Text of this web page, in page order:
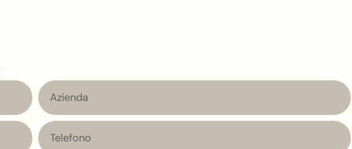
Azienda
Telefono